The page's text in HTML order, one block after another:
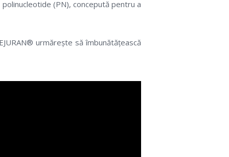
(PN), concepută pentru a
urmărește să îmbunătățească